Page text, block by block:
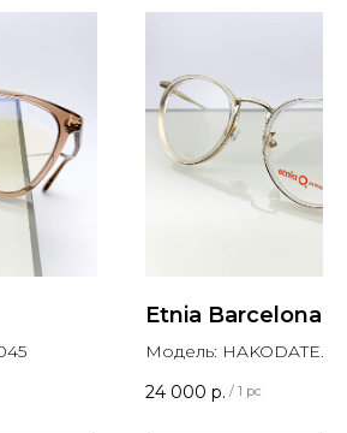
Etnia Barcelona
Модель: HAKODATE.A
24 000 р. / 1 pc